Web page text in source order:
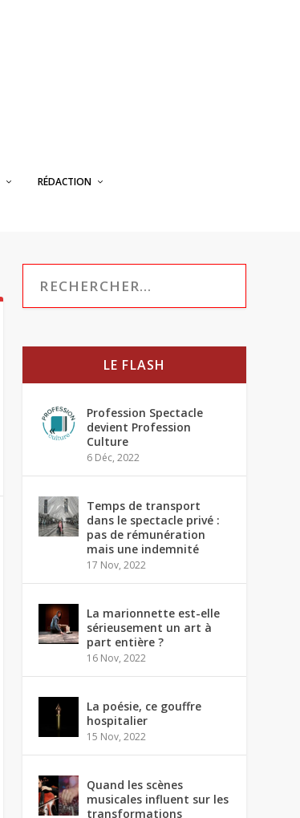
RÉDACTION
LE FLASH
Profession Spectacle
devient Profession
Culture
6 Déc, 2022
Temps de transport
dans le spectacle privé :
pas de rémunération
mais une indemnité
17 Nov, 2022
La marionnette est-elle
sérieusement un art à
part entière ?
16 Nov, 2022
La poésie, ce gouffre
hospitalier
15 Nov, 2022
Quand les scènes
musicales influent sur les
transformations